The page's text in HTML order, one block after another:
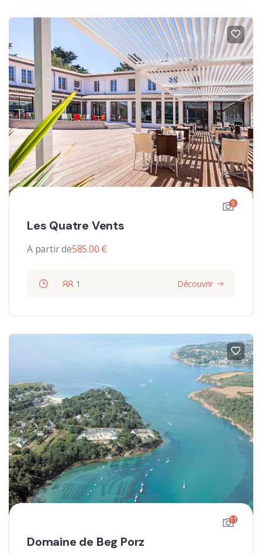
9
Les Quatre Vents
A partir de585.00 €
1 Découvrir
11
Domaine de Beg Porz